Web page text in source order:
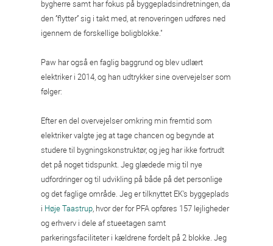
bygherre samt har fokus på byggepladsindretningen, da
den ’’flytter’’ sig i takt med, at renoveringen udføres ned
igennem de forskellige boligblokke."
Paw har også en faglig baggrund og blev udlært
elektriker i 2014, og han udtrykker sine overvejelser som
følger:
Efter en del overvejelser omkring min fremtid som
elektriker valgte jeg at tage chancen og begynde at
studere til bygningskonstruktør, og jeg har ikke fortrudt
det på noget tidspunkt. Jeg glædede mig til nye
udfordringer og til udvikling på både på det personlige
og det faglige område. Jeg er tilknyttet EK's byggeplads
i Høje Taastrup, hvor der for PFA opføres 157 lejligheder
og erhverv i dele af stueetagen samt
parkeringsfaciliteter i kældrene fordelt på 2 blokke. Jeg